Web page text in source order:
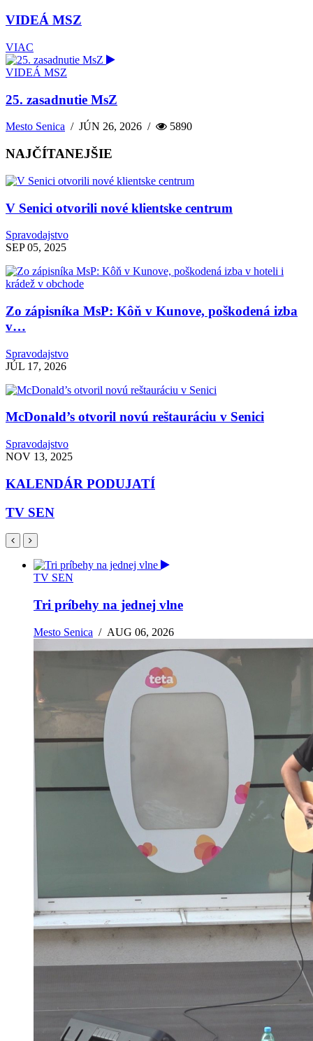
VIDEÁ MSZ
VIAC
VIDEÁ MSZ
25. zasadnutie MsZ
Mesto Senica /JÚN 26, 2026 / 5890
NAJČÍTANEJŠIE
V Senici otvorili nové klientske centrum
Spravodajstvo
SEP 05, 2025
Zo zápisníka MsP: Kôň v Kunove, poškodená izba
v…
Spravodajstvo
JÚL 17, 2026
McDonald’s otvoril novú reštauráciu v Senici
Spravodajstvo
NOV 13, 2025
KALENDÁR PODUJATÍ
TV SEN
TV SEN
Tri príbehy na jednej vlne
Mesto Senica /AUG 06, 2026